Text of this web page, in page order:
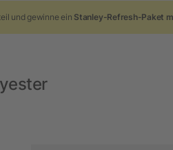
und gewinne ein Stanley-Refresh-Paket